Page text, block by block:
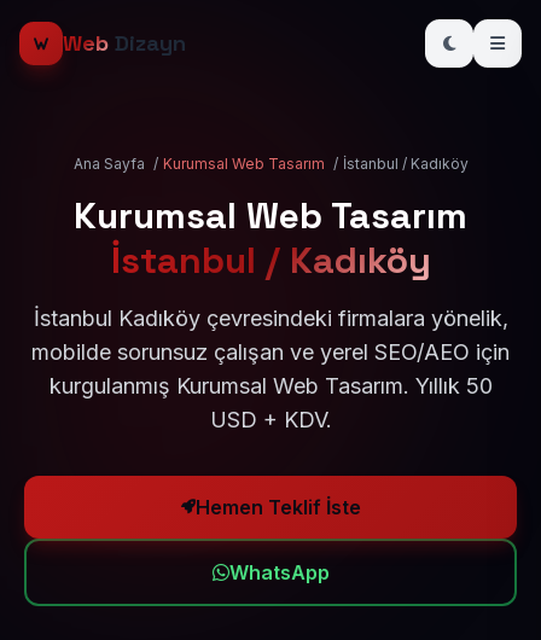
Web Dizayn
Ana Sayfa / Kurumsal Web Tasarım / İstanbul / Kadıköy
Kurumsal Web Tasarım
İstanbul / Kadıköy
İstanbul Kadıköy çevresindeki firmalara yönelik,
mobilde sorunsuz çalışan ve yerel SEO/AEO için
kurgulanmış Kurumsal Web Tasarım. Yıllık 50
USD + KDV.
Hemen Teklif İste
WhatsApp